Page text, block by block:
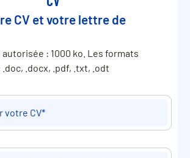
CV et votre lettre de
: 1000 ko. Les formats
.docx, .pdf, .txt, .odt
votre CV*